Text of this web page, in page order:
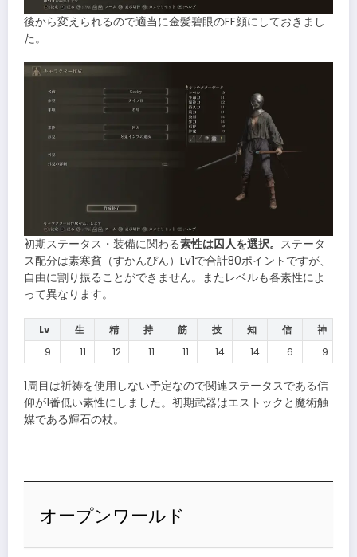
後から変えられるので適当に金髪碧眼のFF顔にしておきまし
た。
初期ステータス・装備に関わる素性は囚人を選択。 ステータ
ス配分は素寒貧（すかんぴん）Lv1で合計80ポイントですが、
自由に割り振ることができません。またレベルも各素性によ
って異なります。
Lv 生 精 持 筋 技 知 信
神
9
11 12 11 11 14 14 6 9
1周目は祈祷を使用しない予定なので関連ステータスである信
仰が1番低い素性にしました。初期武器はエストックと魔術触
媒である輝石の杖。
オープンワールド